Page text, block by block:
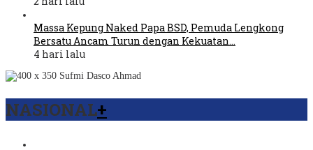
Massa Kepung Naked Papa BSD, Pemuda Lengkong
Bersatu Ancam Turun dengan Kekuatan…
4 hari lalu
NASIONAL+